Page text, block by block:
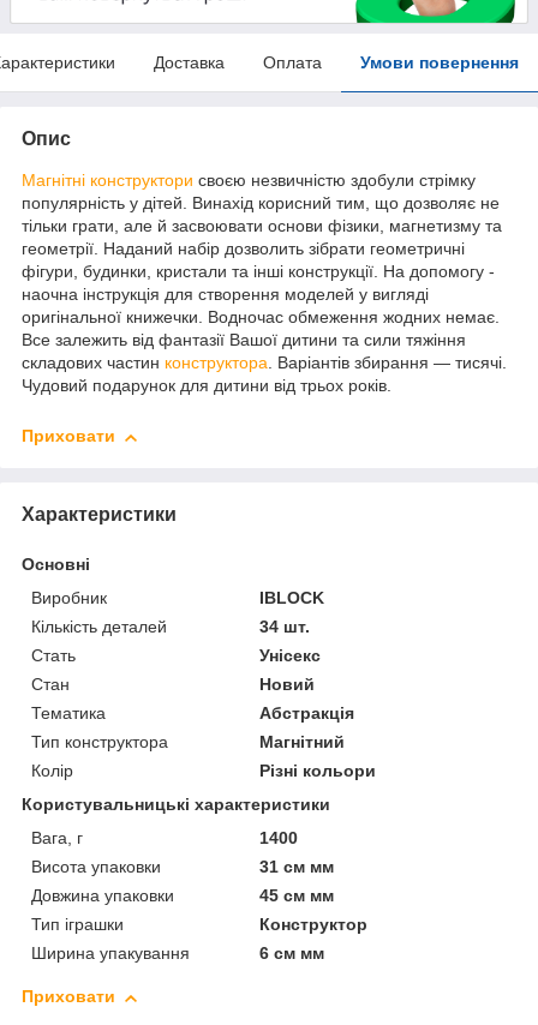
Доставка Оплата Умови повернення
Опис
Магнітні конструктори своєю незвичністю здобули стрімку
популярність у дітей. Винахід корисний тим, що дозволяє не
тільки грати, але й засвоювати основи фізики, магнетизму та
геометрії. Наданий набір дозволить зібрати геометричні
фігури, будинки, кристали та інші конструкції. На допомогу -
наочна інструкція для створення моделей у вигляді
оригінальної книжечки. Водночас обмеження жодних немає.
Все залежить від фантазії Вашої дитини та сили тяжіння
складових частин конструктора. Варіантів збирання ― тисячі.
Чудовий подарунок для дитини від трьох років.
Приховати
Характеристики
Основні
Виробник
IBLOCK
Кількість деталей
34 шт.
Стать
Унісекс
Стан
Новий
Тематика
Абстракція
Тип конструктора
Магнітний
Колір
Різні кольори
Користувальницькі характеристики
Вага, г
1400
Висота упаковки
31 см мм
Довжина упаковки
45 см мм
Тип іграшки
Конструктор
Ширина упакування
6 см мм
Приховати